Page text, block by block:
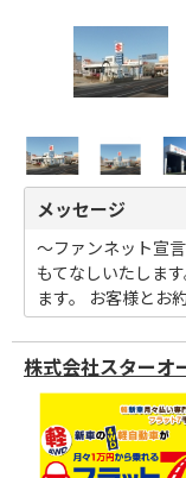
メッセージ
～ファンネット宣
もてなしいたしま
ます。 お客様とお
株式会社スターオ